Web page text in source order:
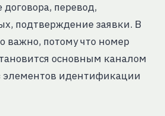
перевод,
подтверждение заявки. В
важно, потому что номер
основным каналом
элементов идентификации